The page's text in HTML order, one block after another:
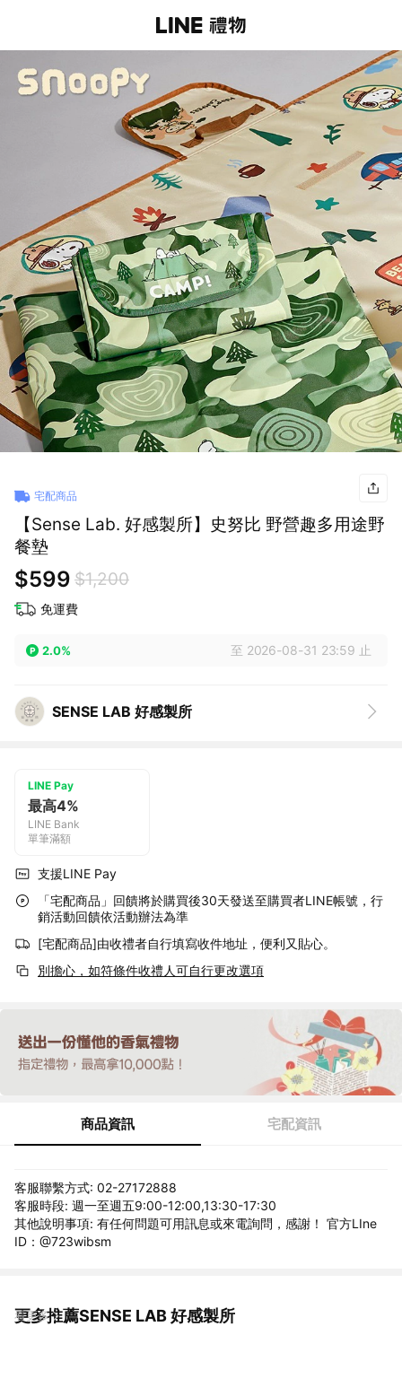
宅配商品
【Sense Lab. 好感製所】史努比 野營趣多用途野
餐墊
$599 $1,200
免運費
2.0% 至 2026-08-31 23:59 止
SENSE LAB 好感製所
LINE Pay
最高4%
LINE Bank
單筆滿額
支援LINE Pay
「宅配商品」回饋將於購買後30天發送至購買者LINE帳號，行
銷活動回饋依活動辦法為準
[宅配商品]由收禮者自行填寫收件地址，便利又貼心。
別擔心，如符條件收禮人可自行更改選項
商品資訊 宅配資訊
客服聯繫方式: 02-27172888
客服時段: 週一至週五9:00-12:00,13:30-17:30
其他說明事項: 有任何問題可用訊息或來電詢問，感謝！ 官方LIne
ID：@723wibsm
更多推薦SENSE LAB 好感製所
看更多